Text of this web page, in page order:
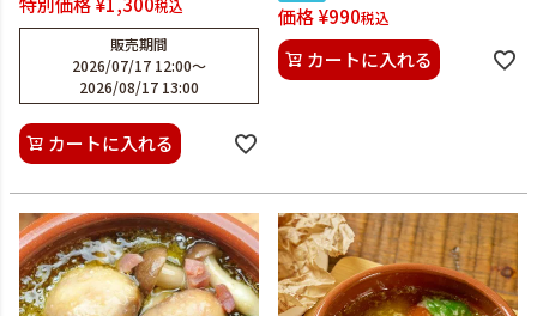
税込
販売期間
2026/07/17 12:00〜
2026/08/17 13:00
カートに入れる
価格¥990税込
カートに入れる